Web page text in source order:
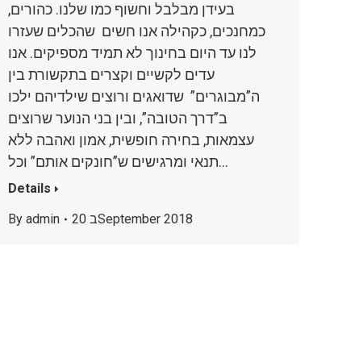
בעידן מבלבל וחשוף כמו שלנו. כהורים,
כמחנכים, כקהילה אנו חשים שהכלים שעזרו
לנו עד היום בחינוך לא תמיד מספיקים. אנו
עדים לקשיים וקצרים בתקשורת בין
ה”מבוגרים” שדואגים ורוצים שילדיהם ילכו
ב”דרך הטובה”, ובין בני הנוער שרוצים
עצמאות, בחירה חופשית, אמון ואהבה ללא
תנאי ומרגישים ש”חונקים אותם” וכל…
Details
By admin 20 בSeptember 2018